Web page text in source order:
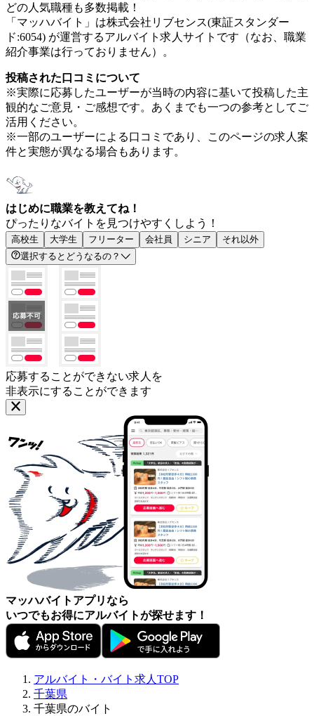
どの人気職種も多数掲載！
「マッハバイト」は株式会社リブセンス(東証スタンダー
ド:6054) が運営するアルバイト求人サイトです（なお、職業
紹介事業は行っておりません）。
投稿された口コミについて
※実際に応募したユーザーが当時の内容に基いて投稿した主
観的なご意見・ご感想です。あくまでも一つの参考としてご
活用ください。
※一部のユーザーによる口コミであり、このページの求人案
件と実態が異なる場合もあります。
はじめに職業を教えてね！
ぴったりなバイトを見つけやすくしよう！
高校生 大学生 フリーター 会社員 シニア
それ以外
選択するとどうなるの？
応募することができない求人を
非表示にすることができます
マッハバイトアプリなら
いつでもお得にアルバイトが探せます！
アルバイト・バイト求人TOP
千葉県
千葉県のバイト